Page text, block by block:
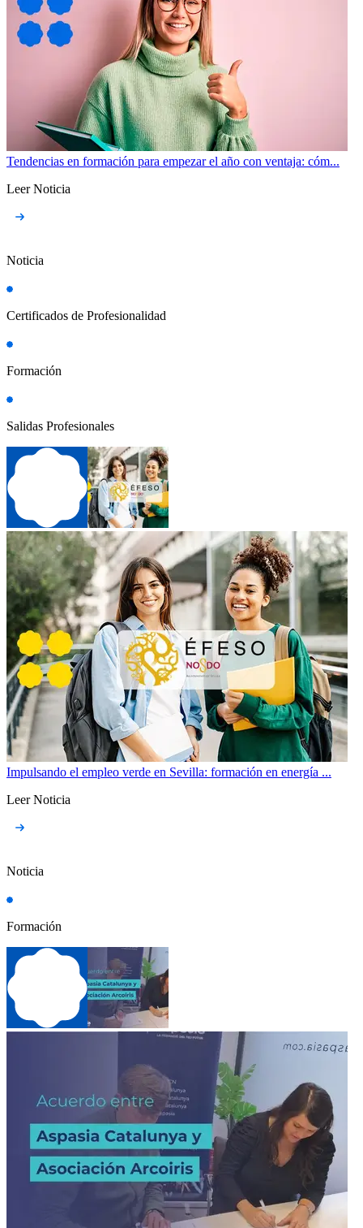
Tendencias en formación para empezar el año con ventaja: cóm...
Leer Noticia
Noticia
Certificados de Profesionalidad
Formación
Salidas Profesionales
Impulsando el empleo verde en Sevilla: formación en energía ...
Leer Noticia
Noticia
Formación